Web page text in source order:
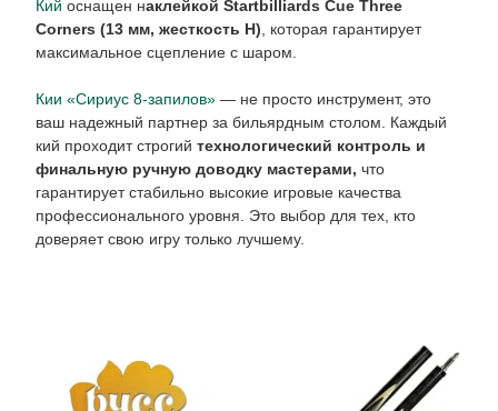
Кий оснащен наклейкой Startbilliards Cue Three
Corners (13 мм, жесткость H) , которая гарантирует
максимальное сцепление с шаром.
Кии «Сириус 8-запилов»— не просто инструмент, это
ваш надежный партнер за бильярдным столом. Каждый
кий проходит строгий технологический контроль и
финальную ручную доводку мастерами, что
гарантирует стабильно высокие игровые качества
профессионального уровня. Это выбор для тех, кто
доверяет свою игру только лучшему.